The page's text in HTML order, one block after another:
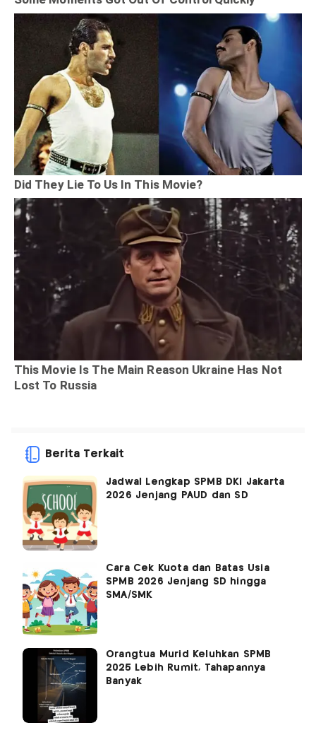
Berita Terkait
Jadwal Lengkap SPMB DKI Jakarta
2026 Jenjang PAUD dan SD
Cara Cek Kuota dan Batas Usia
SPMB 2026 Jenjang SD hingga
SMA/SMK
Orangtua Murid Keluhkan SPMB
2025 Lebih Rumit, Tahapannya
Banyak